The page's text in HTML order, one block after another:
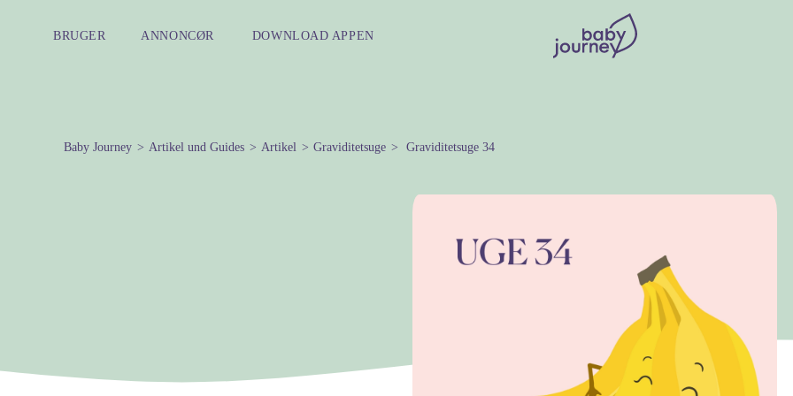
BRUGER ANNONCØR DOWNLOAD APPEN
Baby Journey Artikel und Guides Artikel Graviditetsuge Graviditetsuge 34